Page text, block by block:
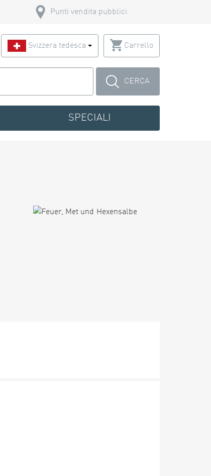
Punti vendita pubblici
Svizzera tedesca Carrello
CERCA
SPECIALI